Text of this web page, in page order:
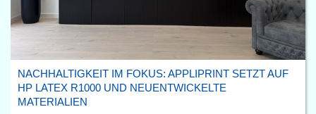
NACHHALTIGKEIT IM FOKUS: APPLIPRINT SETZT AUF
HP LATEX R1000 UND NEUENTWICKELTE
MATERIALIEN